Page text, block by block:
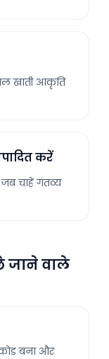
खाती आकृति
करें
जब चाहें गंतव्य
जाने वाले
बना और